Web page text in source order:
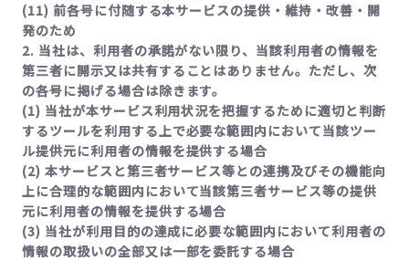
(11) 前各号に付随する本サービスの提供・維持・改善・開
発のため
2. 当社は、利用者の承諾がない限り、当該利用者の情報を
第三者に開示又は共有することはありません。ただし、次
の各号に掲げる場合は除きます。
(1) 当社が本サービス利用状況を把握するために適切と判断
するツールを利用する上で必要な範囲内において当該ツー
ル提供元に利用者の情報を提供する場合
(2) 本サービスと第三者サービス等との連携及びその機能向
上に合理的な範囲内において当該第三者サービス等の提供
元に利用者の情報を提供する場合
(3) 当社が利用目的の達成に必要な範囲内において利用者の
情報の取扱いの全部又は一部を委託する場合